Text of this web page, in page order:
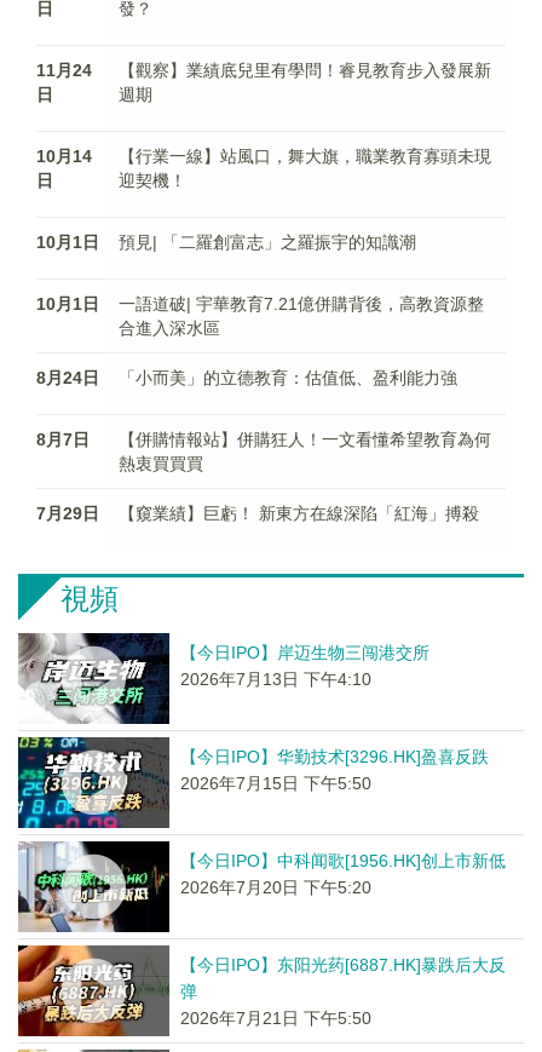
日
發？
11月24
日
【觀察】業績底兒里有學問！睿見教育步入發展新
週期
10月14
日
【行業一線】站風口，舞大旗，職業教育寡頭未現
迎契機！
10月1日 預見| 「二羅創富志」之羅振宇的知識潮
10月1日
一語道破| 宇華教育7.21億併購背後，高教資源整
合進入深水區
8月24日 「小而美」的立德教育：估值低、盈利能力強
8月7日
【併購情報站】併購狂人！一文看懂希望教育為何
熱衷買買買
7月29日 【窺業績】巨虧！ 新東方在線深陷「紅海」搏殺
視頻
【今日IPO】岸迈生物三闯港交所
2026年7月13日 下午4:10
【今日IPO】华勤技术[3296.HK]盈喜反跌
2026年7月15日 下午5:50
【今日IPO】中科闻歌[1956.HK]创上市新低
2026年7月20日 下午5:20
【今日IPO】东阳光药[6887.HK]暴跌后大反
弹
2026年7月21日 下午5:50